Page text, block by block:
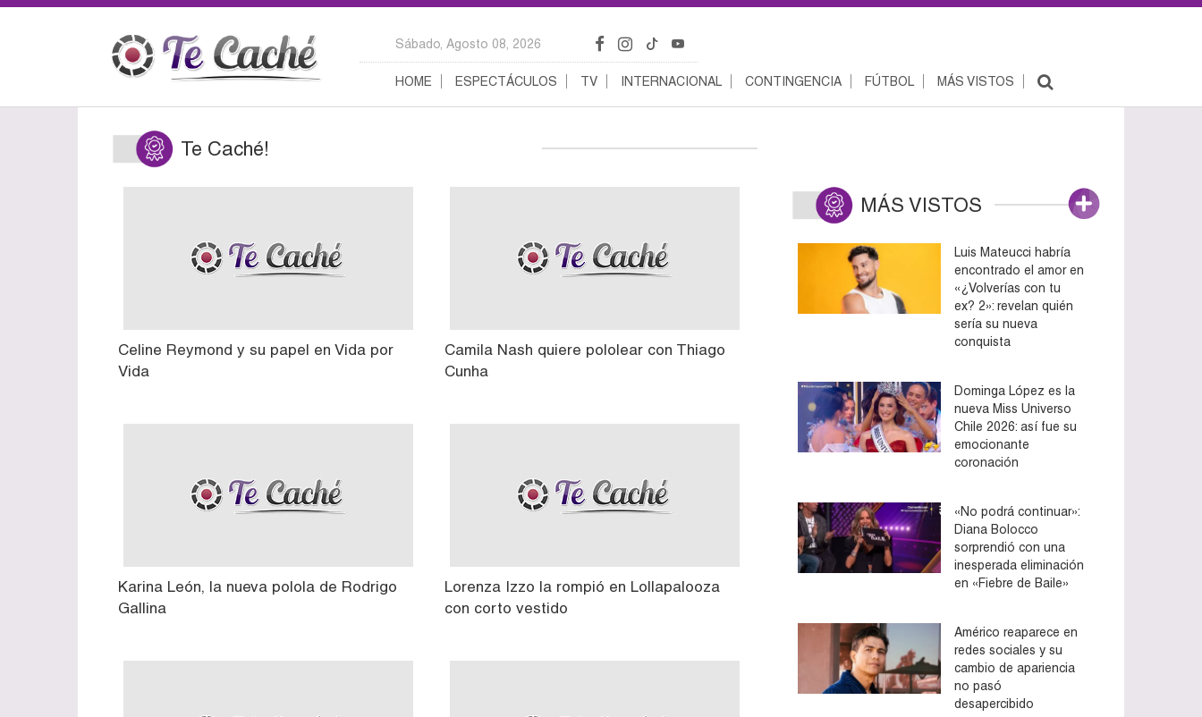
Sábado, Agosto 08, 2026
HOME ESPECTÁCULOS TV INTERNACIONAL CONTINGENCIA FÚTBOL MÁS VISTOS
Te Caché!
Celine Reymond y su papel en Vida por
Vida
Camila Nash quiere pololear con Thiago
Cunha
Karina León, la nueva polola de Rodrigo
Gallina
Lorenza Izzo la rompió en Lollapalooza
con corto vestido
MÁS VISTOS
Luis Mateucci habría
encontrado el amor en
«¿Volverías con tu
ex? 2»: revelan quién
sería su nueva
conquista
Dominga López es la
nueva Miss Universo
Chile 2026: así fue su
emocionante
coronación
«No podrá continuar»:
Diana Bolocco
sorprendió con una
inesperada eliminación
en «Fiebre de Baile»
Américo reaparece en
redes sociales y su
cambio de apariencia
no pasó
desapercibido